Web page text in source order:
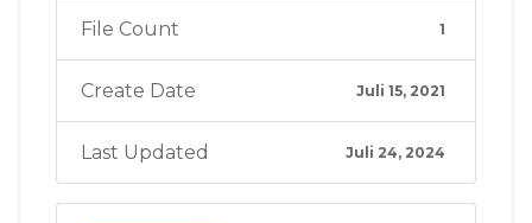
File Count 1
Create Date Juli 15, 2021
Last Updated Juli 24, 2024